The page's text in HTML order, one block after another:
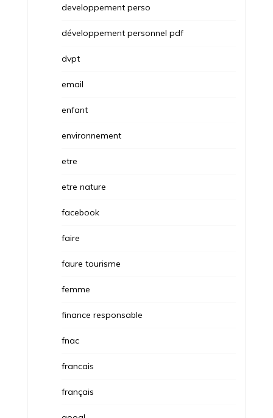
developpement perso
développement personnel pdf
dvpt
email
enfant
environnement
etre
etre nature
facebook
faire
faure tourisme
femme
finance responsable
fnac
francais
français